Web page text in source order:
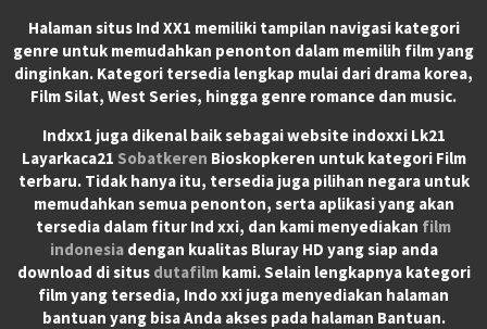
Halaman situs Ind XX1 memiliki tampilan navigasi kategori
genre untuk memudahkan penonton dalam memilih film yang
dinginkan. Kategori tersedia lengkap mulai dari drama korea,
Film Silat, West Series, hingga genre romance dan music.
Indxx1 juga dikenal baik sebagai website indoxxi Lk21
Layarkaca21 Sobatkeren Bioskopkeren untuk kategori Film
terbaru. Tidak hanya itu, tersedia juga pilihan negara untuk
memudahkan semua penonton, serta aplikasi yang akan
tersedia dalam fitur Ind xxi, dan kami menyediakan film
indonesiadengan kualitas Bluray HD yang siap anda
download di situs dutafilmkami. Selain lengkapnya kategori
film yang tersedia, Indo xxi juga menyediakan halaman
bantuan yang bisa Anda akses pada halaman Bantuan.